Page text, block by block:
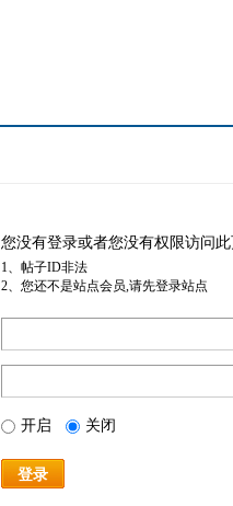
您没有登录或者您没有权限访问
1、帖子ID非法
2、您还不是站点会员,请先登录站点
开启 关闭
登录